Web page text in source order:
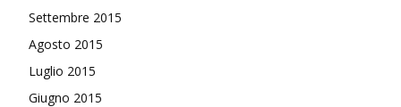
Settembre 2015
Agosto 2015
Luglio 2015
Giugno 2015